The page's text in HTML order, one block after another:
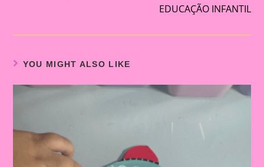
EDUCAÇÃO INFANTIL
YOU MIGHT ALSO LIKE